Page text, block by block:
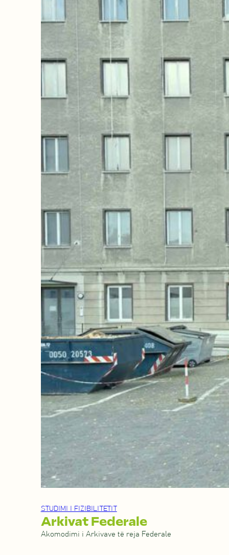
STUDIMI I FIZIBILITETIT
Arkivat Federale
Akomodimi i Arkivave të reja Federale